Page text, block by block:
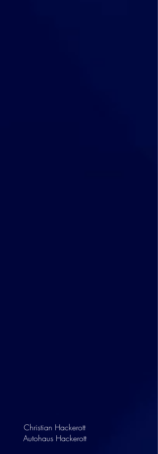
Christian Hackerott
Autohaus Hackerott